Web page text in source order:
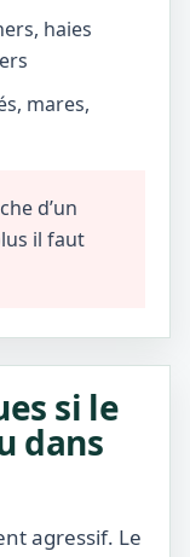
haies
mares,
d’un
il faut
si le
dans
agressif. Le